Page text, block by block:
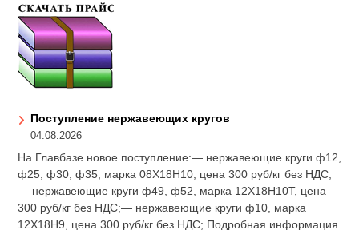
Поступление нержавеющих кругов
04.08.2026
На Главбазе новое поступление:— нержавеющие круги ф12,
ф25, ф30, ф35, марка 08Х18Н10, цена 300 руб/кг без НДС;
— нержавеющие круги ф49, ф52, марка 12Х18Н10Т, цена
300 руб/кг без НДС;— нержавеющие круги ф10, марка
12Х18Н9, цена 300 руб/кг без НДС; Подробная информация